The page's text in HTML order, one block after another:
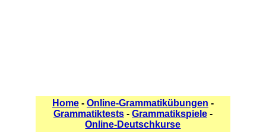
Home- Online-Grammatikübungen -
Grammatiktests- Grammatikspiele-
Online-Deutschkurse